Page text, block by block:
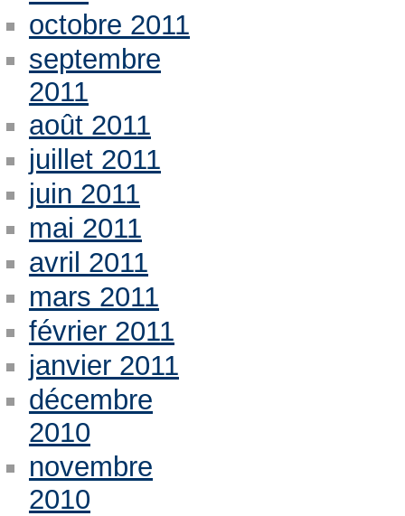
octobre 2011
septembre
2011
août 2011
juillet 2011
juin 2011
mai 2011
avril 2011
mars 2011
février 2011
janvier 2011
décembre
2010
novembre
2010